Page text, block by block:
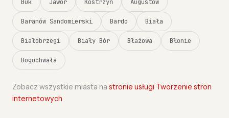
Buk Jawor Kostrzyń Augustów
Baranów Sandomierski Bardo Biała
Białobrzegi Biały Bór Błażowa Błonie
Boguchwała
Zobacz wszystkie miasta na stronie usługi Tworzenie stron
internetowych